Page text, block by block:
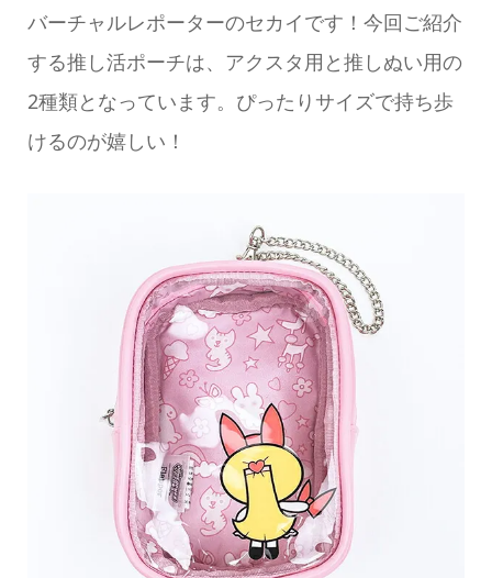
バーチャルレポーターのセカイです！今回ご紹介
する推し活ポーチは、アクスタ用と推しぬい用の
2種類となっています。ぴったりサイズで持ち歩
けるのが嬉しい！